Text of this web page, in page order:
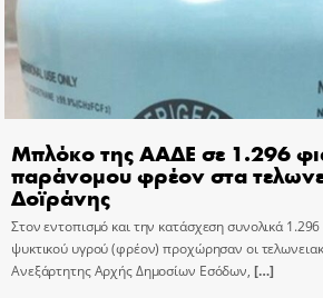
Μπλόκο της ΑΑΔΕ σε 1.296
παράνομου φρέον στα
Δοϊράνης
Στον εντοπισμό και την κατάσχεση συνολικά
ψυκτικού υγρού (φρέον) προχώρησαν οι
Ανεξάρτητης Αρχής Δημοσίων Εσόδων, […]